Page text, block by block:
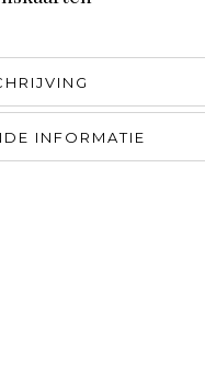
INFORMATIE